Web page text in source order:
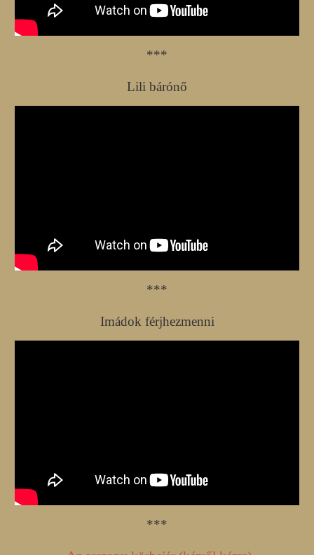
***
Lili bárónő
***
Imádok férjhezmenni
***